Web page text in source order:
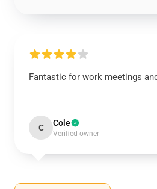
Fantastic for work meetings
C Cole
Verified owner